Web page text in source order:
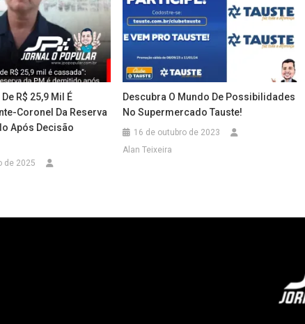
R$ 25,9 Mil É
Coronel Da Reserva
Após Decisão
de 2025
Descubra O Mundo De Possibilidades
No Supermercado Tauste!
16 de outubro de 2023
Alan Teixeira